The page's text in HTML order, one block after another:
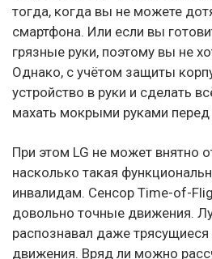
тогда, когда вы не можете
смартфона. Или если вы
грязные руки, поэтому вы не
Однако, с учётом защиты
устройство в руки и сделать
махать мокрыми руками перед
При этом LG не может внятно
насколько такая
инвалидам. Сенсор Time-of-
довольно точные движения.
распознавал даже
движения. Вряд ли можно